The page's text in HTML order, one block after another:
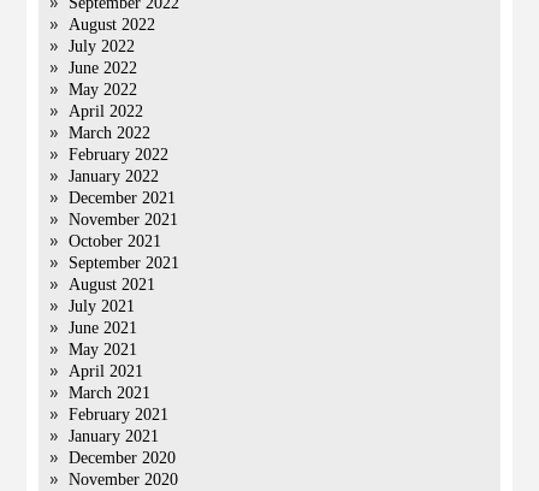
August 2022
July 2022
June 2022
May 2022
April 2022
March 2022
February 2022
January 2022
December 2021
November 2021
October 2021
September 2021
August 2021
July 2021
June 2021
May 2021
April 2021
March 2021
February 2021
January 2021
December 2020
November 2020